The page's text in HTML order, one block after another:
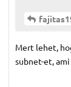
Mert lehet,
subnet-et,